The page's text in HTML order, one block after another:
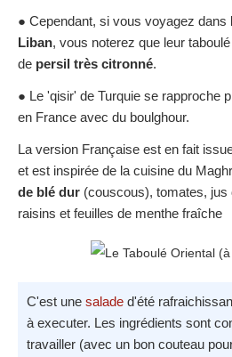
● Cependant, si vous voyagez
Liban, vous noterez que leur
de persil très citronné.
● Le 'qisir' de Turquie se rapproche
en France avec du boulghour.
La version Française est en fait
et est inspirée de la cuisine du
de blé dur (couscous), tomates, jus
raisins et feuilles de menthe fraîche
C'est une salade d'été
à executer. Les ingrédients sont
travailler (avec un bon couteau